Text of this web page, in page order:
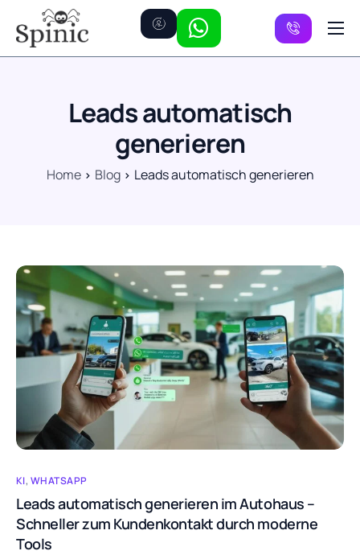
Preise
Leads automatisch
generieren
Home Blog Leads automatisch generieren
KI, WHATSAPP
Leads automatisch generieren im Autohaus –
Schneller zum Kundenkontakt durch moderne
Tools